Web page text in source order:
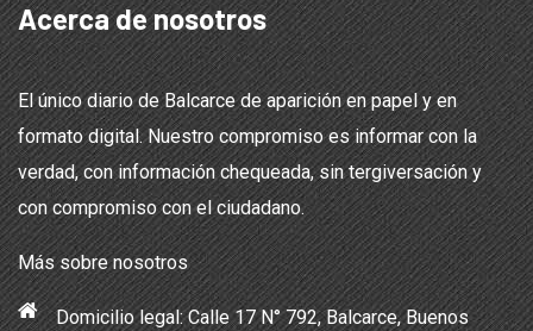
Acerca de nosotros
El único diario de Balcarce de aparición en papel y en
formato digital. Nuestro compromiso es informar con la
verdad, con información chequeada, sin tergiversación y
con compromiso con el ciudadano.
Más sobre nosotros
Domicilio legal: Calle 17 N° 792, Balcarce, Buenos